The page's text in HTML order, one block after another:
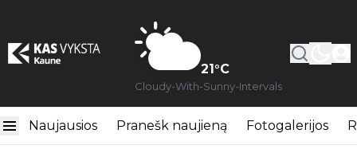
21°C
Cloudy-With-Sunny-Intervals
Naujausios Pranešk naujieną Fotogalerijos